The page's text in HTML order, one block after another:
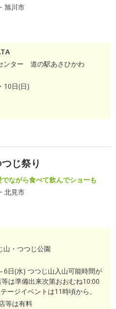
旭川市
ンター 道の駅あさひかわ
10日(日)
じ祭り
ながら食べて飲んでショーも
北見市
山・つつじ公園
6日(水) つつじ山入山可能時間が
は準備出来次第おおむね10:00
ージイベントは11時頃から。
等は有料